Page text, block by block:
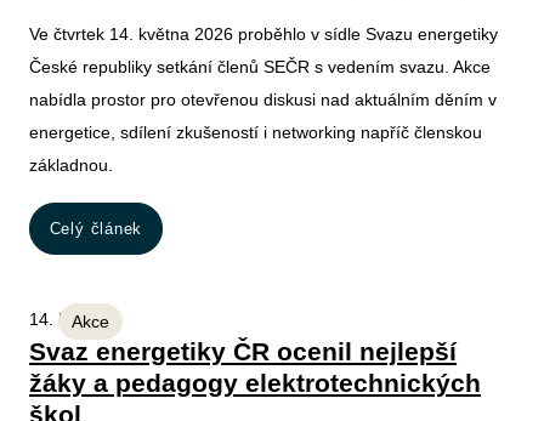
Ve čtvrtek 14. května 2026 proběhlo v sídle Svazu energetiky
České republiky setkání členů SEČR s vedením svazu. Akce
nabídla prostor pro otevřenou diskusi nad aktuálním děním v
energetice, sdílení zkušeností i networking napříč členskou
základnou.
Celý článek
Akce
14. 5. 2026
Svaz energetiky ČR ocenil nejlepší
žáky a pedagogy elektrotechnických
škol